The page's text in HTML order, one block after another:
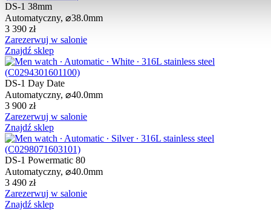
DS-1 38mm
Automatyczny, ⌀38.0mm
3 390 zł
Zarezerwuj w salonie
Znajdź sklep
DS-1 Day Date
Automatyczny, ⌀40.0mm
3 900 zł
Zarezerwuj w salonie
Znajdź sklep
DS-1 Powermatic 80
Automatyczny, ⌀40.0mm
3 490 zł
Zarezerwuj w salonie
Znajdź sklep